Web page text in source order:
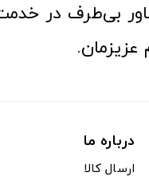
بی‌طرف در خدمت
درباره ما
ارسال کالا